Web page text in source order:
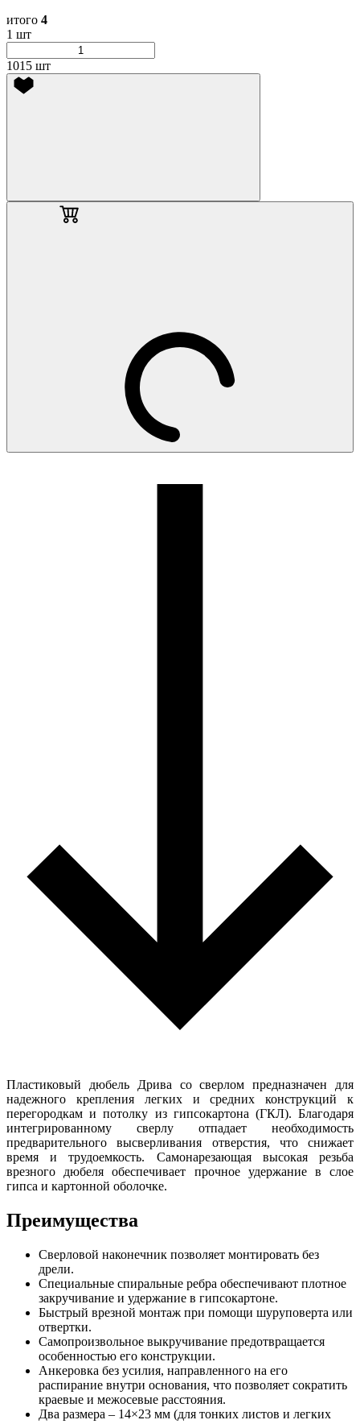
итого 4
1 шт
1015 шт
Пластиковый дюбель Дрива со сверлом предназначен для
надежного крепления легких и средних конструкций к
перегородкам и потолку из гипсокартона (ГКЛ). Благодаря
интегрированному сверлу отпадает необходимость
предварительного высверливания отверстия, что снижает
время и трудоемкость. Самонарезающая высокая резьба
врезного дюбеля обеспечивает прочное удержание в слое
гипса и картонной оболочке.
Преимущества
Сверловой наконечник позволяет монтировать без
дрели.
Специальные спиральные ребра обеспечивают плотное
закручивание и удержание в гипсокартоне.
Быстрый врезной монтаж при помощи шуруповерта или
отвертки.
Самопроизвольное выкручивание предотвращается
особенностью его конструкции.
Анкеровка без усилия, направленного на его
распирание внутри основания, что позволяет сократить
краевые и межосевые расстояния.
Два размера – 14×23 мм (для тонких листов и легких